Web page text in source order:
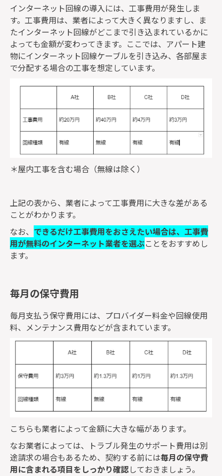
インターネット回線の導入には、工事費用が発生しま
す。工事費用は、業者によって大きく異なりますし、ま
たインターネット回線がどこまで引き込まれているかに
よっても金額が変わってきます。ここでは、アパート建
物にインターネット回線ケーブルを引き込み、各部屋ま
で分配する場合の工事を想定しています。
＊屋内工事を含む場合（無線は除く）
上記の表から、業者によって工事費用に大きな差がある
ことがわかります。
なお、 できるだけ工事費用をおさえたい場合は、工事費
用が無料のインターネット業者を選ぶことをおすすめし
ます。
毎月の保守費用
毎月支払う保守費用には、プロバイダー料金や回線使用
料、メンテナンス費用などが含まれています。
こちらも業者によって金額に大きな幅があります。
なお業者によっては、トラブル発生のサポート費用は別
途請求の場合もあるため、契約する前には毎月の保守費
用に含まれる項目をしっかり確認しておきましょう。